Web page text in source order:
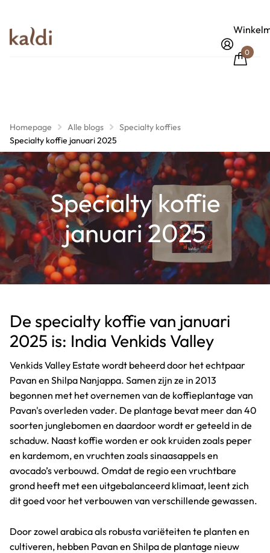
0
Homepage Alle blogs
Specialty koffies
Specialty koffie januari 2025
Specialty koffie
januari 2025
De specialty koffie van januari
2025 is: India Venkids Valley
Venkids Valley Estate wordt beheerd door het echtpaar
Pavan en Shilpa Nanjappa. Samen zijn ze in 2013
begonnen met het overnemen van de koffieplantage van
Pavan's overleden vader. De plantage bevat meer dan 40
soorten junglebomen en daardoor wordt er geteeld in de
schaduw. Naast koffie worden er ook kruiden zoals peper
en kardemom, en vruchten zoals sinaasappels en
avocado’s verbouwd. Omdat de regio een vruchtbare
grond heeft met een uitgebalanceerd klimaat, leent zich
dit goed voor het verbouwen van verschillende gewassen.
Door zowel arabica als robusta variëteiten te planten en
cultiveren, hebben Pavan en Shilpa de plantage nieuw